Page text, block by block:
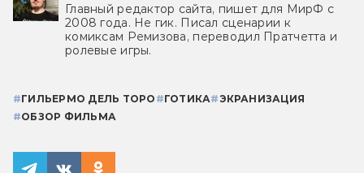
Главный редактор сайта, пишет для МирФ с
2008 года. Не гик. Писал сценарии к
комиксам Ремизова, переводил Пратчетта и
ролевые игры.
#ГИЛЬЕРМО ДЕЛЬ ТОРО #ГОТИКА#ЭКРАНИЗАЦИЯ
#ОБЗОР ФИЛЬМА